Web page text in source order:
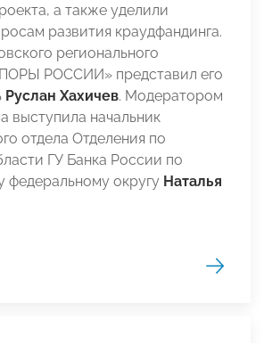
а также уделили
развития краудфандинга.
регионального
РОССИИ» представил его
Руслан Хахичев. Модератором
выступила начальник
отдела Отделения по
ГУ Банка России по
федеральному округу Наталья